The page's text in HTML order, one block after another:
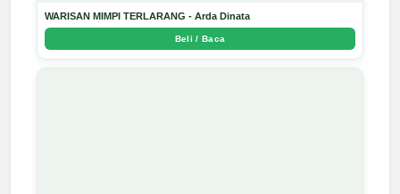
WARISAN MIMPI TERLARANG - Arda Dinata
Beli / Baca